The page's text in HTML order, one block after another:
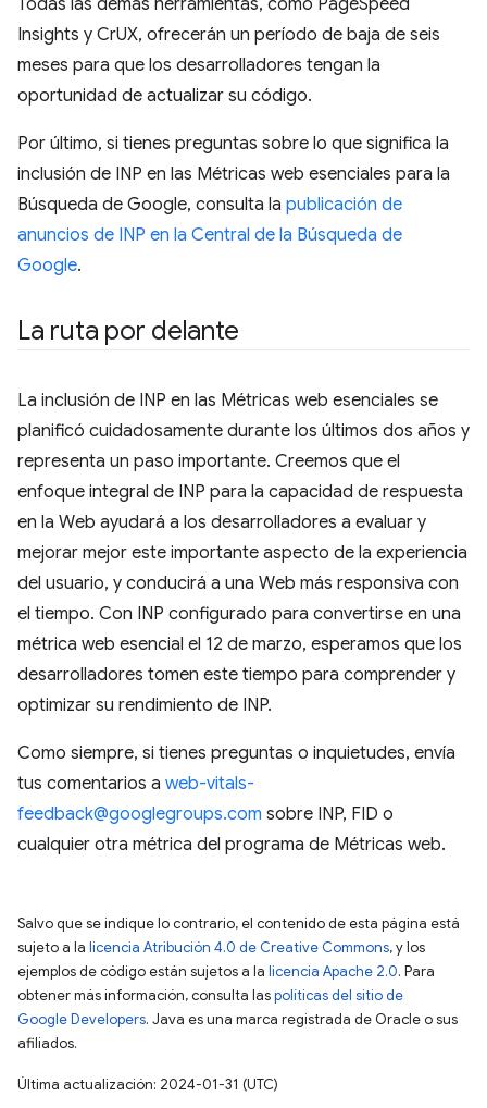
Todas las demás herramientas, como PageSpeed
Insights y CrUX, ofrecerán un período de baja de seis
meses para que los desarrolladores tengan la
oportunidad de actualizar su código.
Por último, si tienes preguntas sobre lo que significa la
inclusión de INP en las Métricas web esenciales para la
Búsqueda de Google, consulta la publicación de
anuncios de INP en la Central de la Búsqueda de
Google.
La ruta por delante
La inclusión de INP en las Métricas web esenciales se
planificó cuidadosamente durante los últimos dos años y
representa un paso importante. Creemos que el
enfoque integral de INP para la capacidad de respuesta
en la Web ayudará a los desarrolladores a evaluar y
mejorar mejor este importante aspecto de la experiencia
del usuario, y conducirá a una Web más responsiva con
el tiempo. Con INP configurado para convertirse en una
métrica web esencial el 12 de marzo, esperamos que los
desarrolladores tomen este tiempo para comprender y
optimizar su rendimiento de INP.
Como siempre, si tienes preguntas o inquietudes, envía
tus comentarios a web-vitals-
feedback@googlegroups.com sobre INP, FID o
cualquier otra métrica del programa de Métricas web.
Salvo que se indique lo contrario, el contenido de esta página está
sujeto a la licencia Atribución 4.0 de Creative Commons, y los
ejemplos de código están sujetos a la licencia Apache 2.0. Para
obtener más información, consulta laspolíticas del sitio de
Google Developers. Java es una marca registrada de Oracle o sus
afiliados.
Última actualización: 2024-01-31 (UTC)